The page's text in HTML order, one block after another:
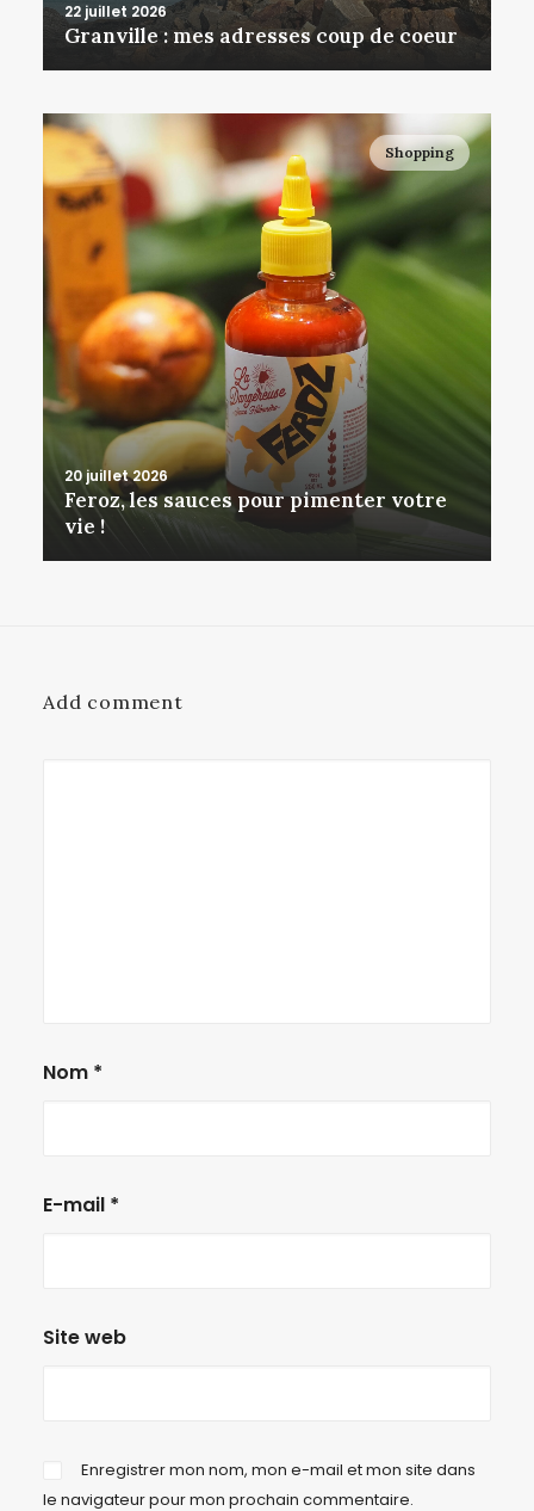
22 juillet 2026
Granville : mes adresses coup de coeur
Shopping
20 juillet 2026
Feroz, les sauces pour pimenter votre
vie !
Add comment
Nom *
E-mail *
Site web
Enregistrer mon nom, mon e-mail et mon site dans
le navigateur pour mon prochain commentaire.